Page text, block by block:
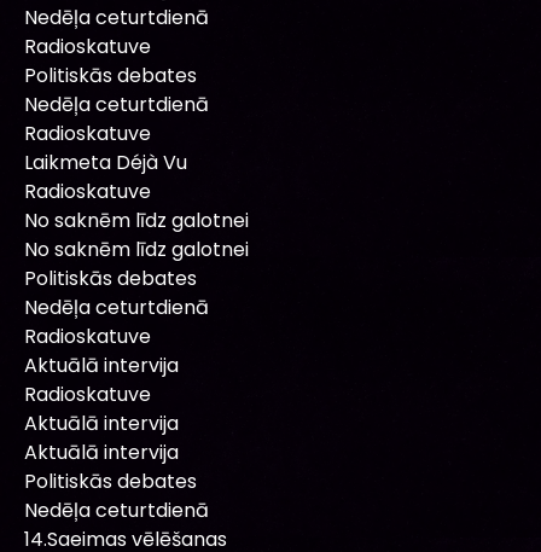
Nedēļa ceturtdienā
Radioskatuve
Politiskās debates
Nedēļa ceturtdienā
Radioskatuve
Laikmeta Déjà Vu
Radioskatuve
No saknēm līdz galotnei
No saknēm līdz galotnei
Politiskās debates
Nedēļa ceturtdienā
Radioskatuve
Aktuālā intervija
Radioskatuve
Aktuālā intervija
Aktuālā intervija
Politiskās debates
Nedēļa ceturtdienā
14.Saeimas vēlēšanas